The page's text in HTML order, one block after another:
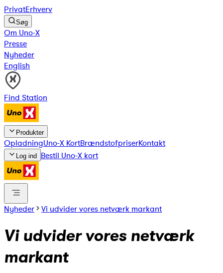
PrivatErhverv
Søg
Om Uno-X
Presse
Nyheder
English
Find Station
Produkter
OpladningUno-X KortBrændstofpriserKontakt
Log ind Bestil Uno-X kort
Nyheder Vi udvider vores netværk markant
Vi udvider vores netværk
markant